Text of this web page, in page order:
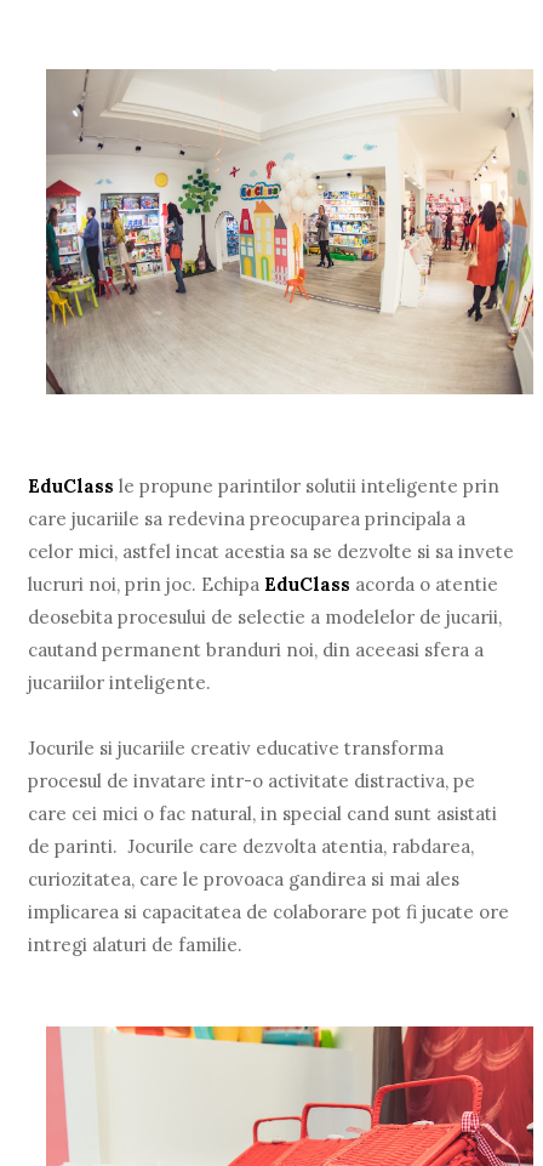
EduClass le propune parintilor solutii inteligente prin
care jucariile sa redevina preocuparea principala a
celor mici, astfel incat acestia sa se dezvolte si sa invete
lucruri noi, prin joc. Echipa EduClass acorda o atentie
deosebita procesului de selectie a modelelor de jucarii,
cautand permanent branduri noi, din aceeasi sfera a
jucariilor inteligente.
Jocurile si jucariile creativ educative transforma
procesul de invatare intr-o activitate distractiva, pe
care cei mici o fac natural, in special cand sunt asistati
de parinti. Jocurile care dezvolta atentia, rabdarea,
curiozitatea, care le provoaca gandirea si mai ales
implicarea si capacitatea de colaborare pot fi jucate ore
intregi alaturi de familie.